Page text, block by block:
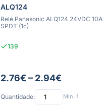
ALQ124
Relé Panasonic ALQ124 24VDC 10A
SPDT (1c)
139
2.76€ – 2.94€
Quantidade: Mín: 1